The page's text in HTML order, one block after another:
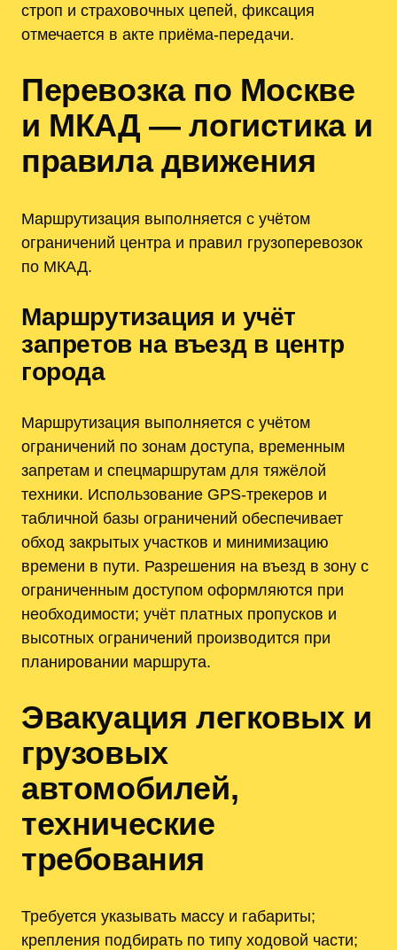
строп и страховочных цепей, фиксация
отмечается в акте приёма-передачи.
Перевозка по Москве
и МКАД — логистика и
правила движения
Маршрутизация выполняется с учётом
ограничений центра и правил грузоперевозок
по МКАД.
Маршрутизация и учёт
запретов на въезд в центр
города
Маршрутизация выполняется с учётом
ограничений по зонам доступа, временным
запретам и спецмаршрутам для тяжёлой
техники. Использование GPS‑трекеров и
табличной базы ограничений обеспечивает
обход закрытых участков и минимизацию
времени в пути. Разрешения на въезд в зону с
ограниченным доступом оформляются при
необходимости; учёт платных пропусков и
высотных ограничений производится при
планировании маршрута.
Эвакуация легковых и
грузовых
автомобилей,
технические
требования
Требуется указывать массу и габариты;
крепления подбирать по типу ходовой части;